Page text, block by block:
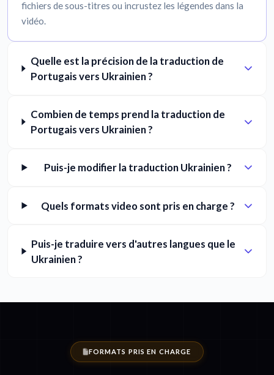
fichiers de sous-titres ou incrustez les légendes dans la
vidéo.
Quelle est la précision de la traduction de
Portugais vers Ukrainien ?
Combien de temps prend la traduction de
Portugais vers Ukrainien ?
Puis-je modifier la traduction Ukrainien ?
Quels formats video sont pris en charge ?
Puis-je traduire vers d'autres langues que le
Ukrainien ?
FORMATS PRIS EN CHARGE